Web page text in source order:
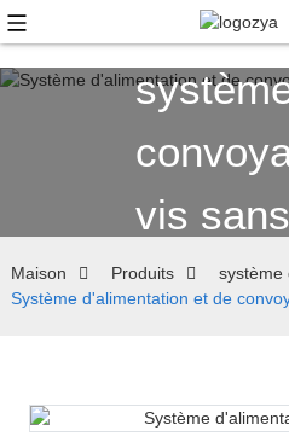
+86
vis
Maison Produits
système
Système d'alimentation et de